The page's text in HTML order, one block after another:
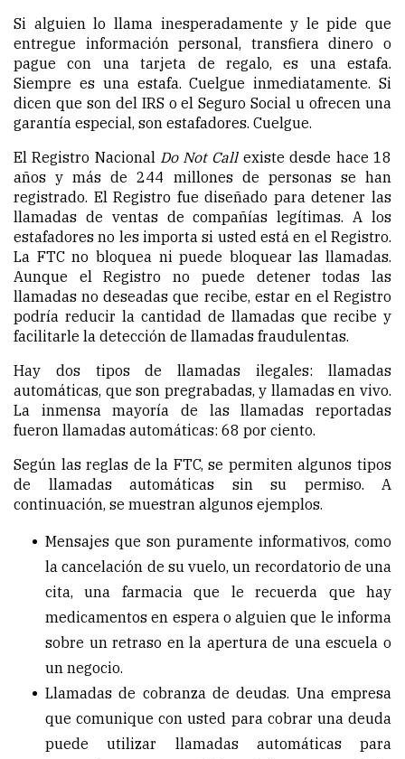
Si alguien lo llama inesperadamente y le pide que
entregue información personal, transfiera dinero o
pague con una tarjeta de regalo, es una estafa.
Siempre es una estafa. Cuelgue inmediatamente. Si
dicen que son del IRS o el Seguro Social u ofrecen una
garantía especial, son estafadores. Cuelgue.
El Registro Nacional Do Not Callexiste desde hace 18
años y más de 244 millones de personas se han
registrado. El Registro fue diseñado para detener las
llamadas de ventas de compañías legítimas. A los
estafadores no les importa si usted está en el Registro.
La FTC no bloquea ni puede bloquear las llamadas.
Aunque el Registro no puede detener todas las
llamadas no deseadas que recibe, estar en el Registro
podría reducir la cantidad de llamadas que recibe y
facilitarle la detección de llamadas fraudulentas.
Hay dos tipos de llamadas ilegales: llamadas
automáticas, que son pregrabadas, y llamadas en vivo.
La inmensa mayoría de las llamadas reportadas
fueron llamadas automáticas: 68 por ciento.
Según las reglas de la FTC, se permiten algunos tipos
de llamadas automáticas sin su permiso. A
continuación, se muestran algunos ejemplos.
Mensajes que son puramente informativos, como
la cancelación de su vuelo, un recordatorio de una
cita, una farmacia que le recuerda que hay
medicamentos en espera o alguien que le informa
sobre un retraso en la apertura de una escuela o
un negocio.
Llamadas de cobranza de deudas. Una empresa
que comunique con usted para cobrar una deuda
puede utilizar llamadas automáticas para